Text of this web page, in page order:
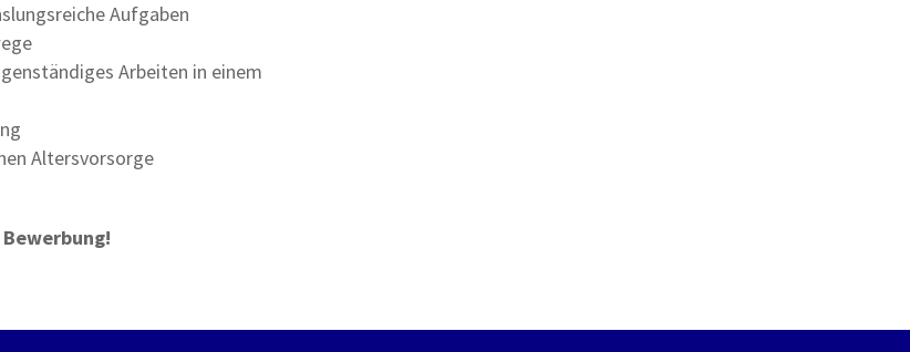
Aufgaben
Arbeiten in einem
Altersvorsorge